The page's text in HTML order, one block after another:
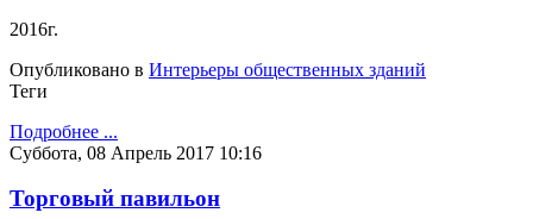
2016г.
Опубликовано в Интерьеры общественных зданий
Теги
Подробнее ...
Суббота, 08 Апрель 2017 10:16
Торговый павильон